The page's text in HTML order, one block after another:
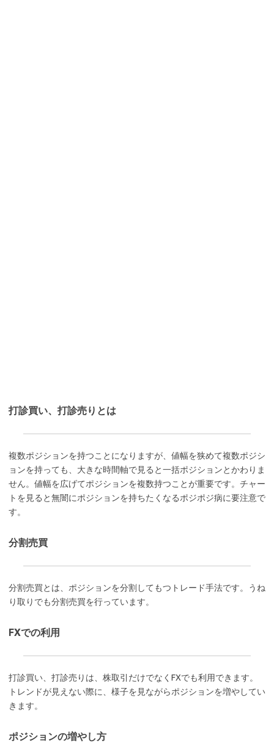
打診買い、打診売りとは
複数ポジションを持つことになりますが、値幅を狭めて複数ポジシ
ョンを持っても、大きな時間軸で見ると一括ポジションとかわりま
せん。値幅を広げてポジションを複数持つことが重要です。チャー
トを見ると無闇にポジションを持ちたくなるポジポジ病に要注意で
す。
分割売買
分割売買とは、ポジションを分割してもつトレード手法です。うね
り取りでも分割売買を行っています。
FXでの利用
打診買い、打診売りは、株取引だけでなくFXでも利用できます。
トレンドが見えない際に、様子を見ながらポジションを増やしてい
きます。
ポジションの増やし方